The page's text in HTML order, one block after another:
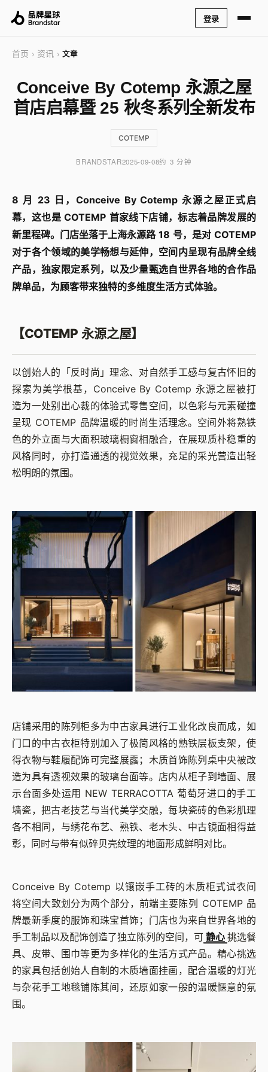
登录
首页 › 资讯 › 文章
Conceive By Cotemp 永源之屋
首店启幕暨 25 秋冬系列全新发布
COTEMP
BRANDSTAR2025-09-08约 3 分钟
8 月 23 日，Conceive By Cotemp 永源之屋正式启
幕，这也是 COTEMP 首家线下店铺，标志着品牌发展的
新里程碑。门店坐落于上海永源路 18 号，是对 COTEMP
对于各个领域的美学畅想与延伸，空间内呈现有品牌全线
产品，独家限定系列，以及少量甄选自世界各地的合作品
牌单品，为顾客带来独特的多维度生活方式体验。
【COTEMP 永源之屋】
以创始人的「反时尚」理念、对自然手工感与复古怀旧的
探索为美学根基，Conceive By Cotemp 永源之屋被打
造为一处别出心裁的体验式零售空间，以色彩与元素碰撞
呈现 COTEMP 品牌温暖的时尚生活理念。空间外将熟铁
色的外立面与大面积玻璃橱窗相融合，在展现质朴稳重的
风格同时，亦打造通透的视觉效果，充足的采光营造出轻
松明朗的氛围。
店铺采用的陈列柜多为中古家具进行工业化改良而成，如
门口的中古衣柜特别加入了极简风格的熟铁层板支架，使
得衣物与鞋履配饰可完整展露；木质首饰陈列桌中央被改
造为具有透视效果的玻璃台面等。店内从柜子到墙面、展
示台面多处运用 NEW TERRACOTTA 葡萄牙进口的手工
墙瓷，把古老技艺与当代美学交融，每块瓷砖的色彩肌理
各不相同，与绣花布艺、熟铁、老木头、中古镜面相得益
彰，同时与带有似碎贝壳纹理的地面形成鲜明对比。
Conceive By Cotemp 以镶嵌手工砖的木质柜式试衣间
将空间大致划分为两个部分，前端主要陈列 COTEMP 品
牌最新季度的服饰和珠宝首饰；门店也为来自世界各地的
手工制品以及配饰创造了独立陈列的空间，可 静心 挑选餐
具、皮带、围巾等更为多样化的生活方式产品。精心挑选
的家具包括创始人自制的木质墙面挂画，配合温暖的灯光
与杂花手工地毯铺陈其间，还原如家一般的温暖惬意的氛
围。